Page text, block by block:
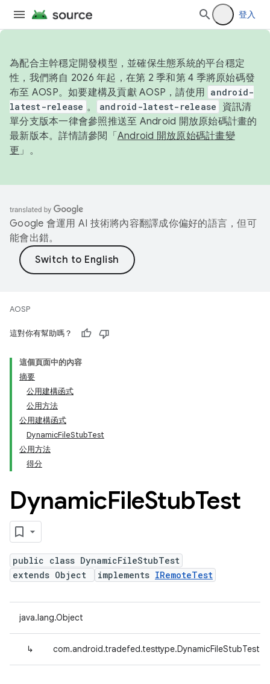
登入
為配合主幹穩定開發模型，並確保生態系統的平台穩定
性，我們將自 2026 年起，在第 2 季和第 4 季將原始碼發
布至 AOSP。如要建構及貢獻 AOSP，請使用 android-
latest-release 。 android-latest-release
資訊清
單分支版本一律會參照推送至 Android 開放原始碼計畫的
最新版本。詳情請參閱「 Android 開放原始碼計畫變
更 」。
Google 會運用 AI 技術將內容翻譯成你偏好的語言，但可
能會出錯。
AOSP
這對你有幫助嗎？
這個頁面中的內容
摘要
公用建構函式
公用方法
公用建構函式
DynamicFileStubTest
公用方法
得分
DynamicFileStubTest
public class DynamicFileStubTest
extends Object
implements IRemoteTest
java.lang.Object
↳ com.android.tradefed.testtype.DynamicFileStubTest